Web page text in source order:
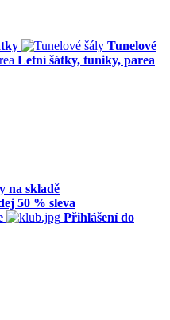
Tunelové
Letní šátky, tuniky, parea
na skladě
50 % sleva
Přihlášení do